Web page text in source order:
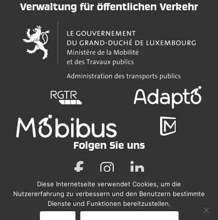
Verwaltung für öffentlichen Verkehr
Folgen Sie uns
Rechtliche Hinweise
Diese Internetseite verwendet Cookies, um die
Nutzererfahrung zu verbessern und den Benutzern bestimmte
Dienste und Funktionen bereitzustellen.